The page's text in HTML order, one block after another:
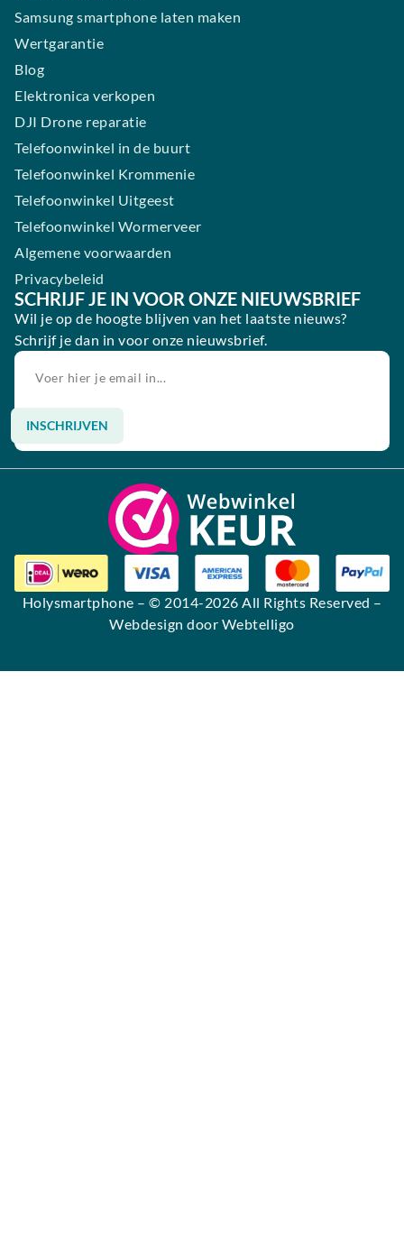
Samsung smartphone laten maken
Wertgarantie
Blog
Elektronica verkopen
DJI Drone reparatie
Telefoonwinkel in de buurt
Telefoonwinkel Krommenie
Telefoonwinkel Uitgeest
Telefoonwinkel Wormerveer
Algemene voorwaarden
Privacybeleid
SCHRIJF JE IN VOOR ONZE NIEUWSBRIEF
Wil je op de hoogte blijven van het laatste nieuws?
Schrijf je dan in voor onze nieuwsbrief.
INSCHRIJVEN
Alternative:
Holysmartphone – © 2014-2026 All Rights Reserved –
Webdesign door Webtelligo